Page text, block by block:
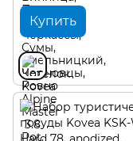
Купить